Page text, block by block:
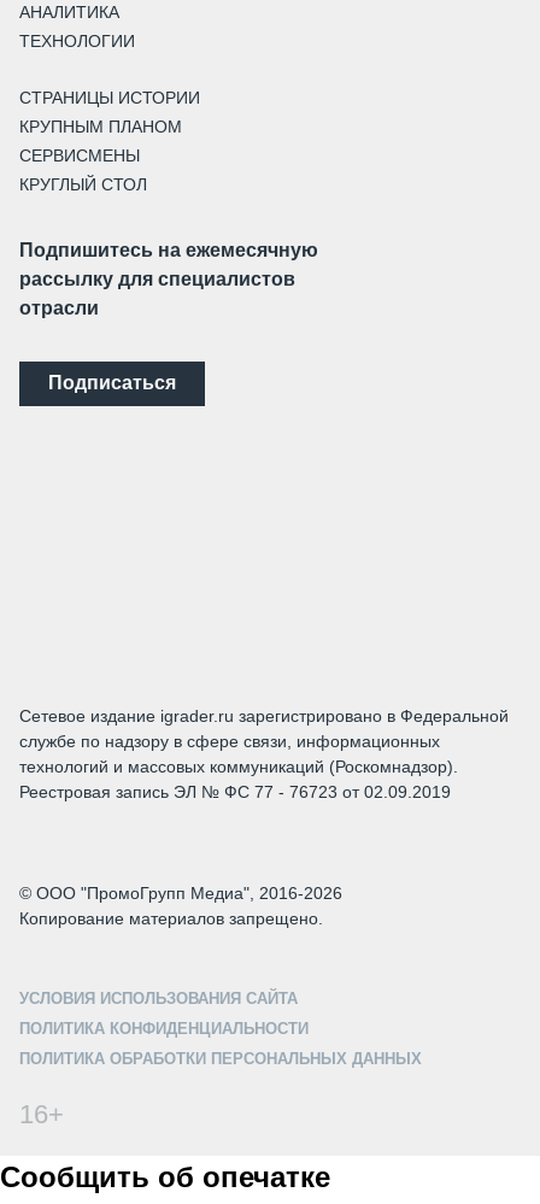
АНАЛИТИКА
ТЕХНОЛОГИИ
СТРАНИЦЫ ИСТОРИИ
КРУПНЫМ ПЛАНОМ
СЕРВИСМЕНЫ
КРУГЛЫЙ СТОЛ
Подпишитесь на ежемесячную
рассылку для специалистов
отрасли
Подписаться
Сетевое издание igrader.ru зарегистрировано в Федеральной
службе по надзору в сфере связи, информационных
технологий и массовых коммуникаций (Роскомнадзор).
Реестровая запись ЭЛ № ФС 77 - 76723 от 02.09.2019
© ООО "ПромоГрупп Медиа", 2016-2026
Копирование материалов запрещено.
УСЛОВИЯ ИСПОЛЬЗОВАНИЯ САЙТА
ПОЛИТИКА КОНФИДЕНЦИАЛЬНОСТИ
ПОЛИТИКА ОБРАБОТКИ ПЕРСОНАЛЬНЫХ ДАННЫХ
16+
Сообщить об опечатке